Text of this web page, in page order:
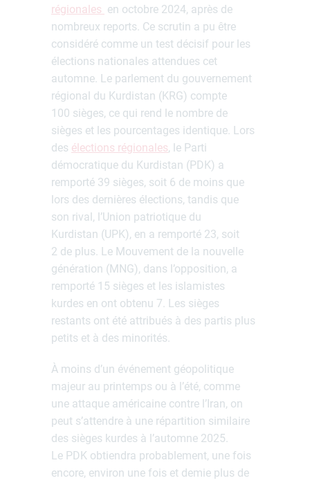
régionales en octobre 2024, après de
nombreux reports. Ce scrutin a pu être
considéré comme un test décisif pour les
élections nationales attendues cet
automne. Le parlement du gouvernement
régional du Kurdistan (KRG) compte
100 sièges, ce qui rend le nombre de
sièges et les pourcentages identique. Lors
des élections régionales, le Parti
démocratique du Kurdistan (PDK) a
remporté 39 sièges, soit 6 de moins que
lors des dernières élections, tandis que
son rival, l’Union patriotique du
Kurdistan (UPK), en a remporté 23, soit
2 de plus. Le Mouvement de la nouvelle
génération (MNG), dans l’opposition, a
remporté 15 sièges et les islamistes
kurdes en ont obtenu 7. Les sièges
restants ont été attribués à des partis plus
petits et à des minorités.
À moins d’un événement géopolitique
majeur au printemps ou à l’été, comme
une attaque américaine contre l’Iran, on
peut s’attendre à une répartition similaire
des sièges kurdes à l’automne 2025.
Le PDK obtiendra probablement, une fois
encore, environ une fois et demie plus de